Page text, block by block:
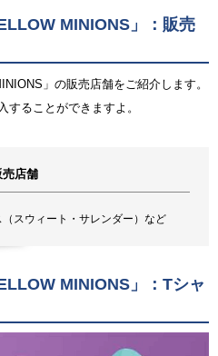
MINIONS」：販売
」の販売店舗をご紹介します。
することができますよ。
売店舗
スウィート・サレンダー）など
MINIONS」：Tシャ